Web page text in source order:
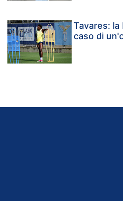
Tavares:
caso di